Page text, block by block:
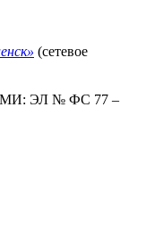
(сетевое
СМИ: ЭЛ № ФС 77 –